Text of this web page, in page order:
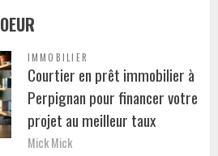
IMMOBILIER
Courtier en prêt immobilier à
Perpignan pour financer votre
projet au meilleur taux
Mick Mick